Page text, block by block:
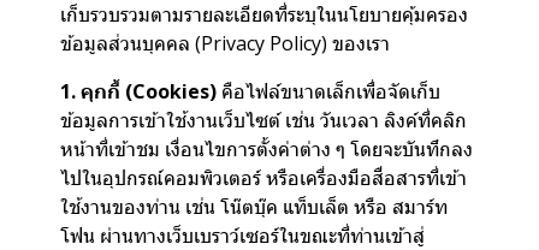
เก็บรวบรวมตามรายละเอียดที่ระบุในนโยบายคุ้มครอง
ข้อมูลส่วนบุคคล (Privacy Policy) ของเรา
1. คุกกี้ (Cookies) คือไฟล์ขนาดเล็กเพื่อจัดเก็บ
ข้อมูลการเข้าใช้งานเว็บไซต์ เช่น วันเวลา ลิงค์ที่คลิก
หน้าที่เข้าชม เงื่อนไขการตั้งค่าต่าง ๆ โดยจะบันทึกลง
ไปในอุปกรณ์คอมพิวเตอร์ หรือเครื่องมือสื่อสารที่เข้า
ใช้งานของท่าน เช่น โน๊ตบุ๊ค แท็บเล็ต หรือ สมาร์ท
โฟน ผ่านทางเว็บเบราว์เซอร์ในขณะที่ท่านเข้าสู่